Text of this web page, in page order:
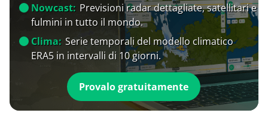
Nowcast: Previsioni radar dettagliate, satellitari e
fulmini in tutto il mondo.
Clima: Serie temporali del modello climatico
ERA5 in intervalli di 10 giorni.
Provalo gratuitamente